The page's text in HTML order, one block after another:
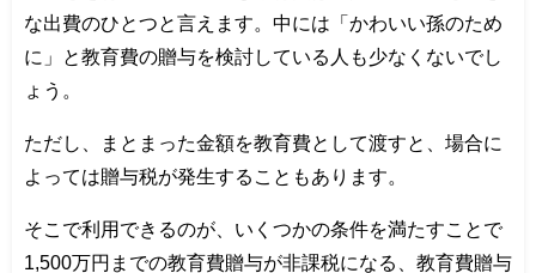
な出費のひとつと言えます。中には「かわいい孫のため
に」と教育費の贈与を検討している人も少なくないでし
ょう。
ただし、まとまった金額を教育費として渡すと、場合に
よっては贈与税が発生することもあります。
そこで利用できるのが、いくつかの条件を満たすことで
1,500万円までの教育費贈与が非課税になる、教育費贈与